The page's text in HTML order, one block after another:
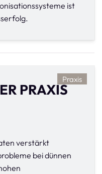
ist
Praxis
PRAXIS
verstärkt
bei dünnen